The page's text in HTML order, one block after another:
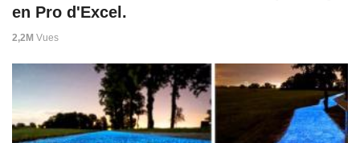
en Pro d'Excel.
2,2M Vues